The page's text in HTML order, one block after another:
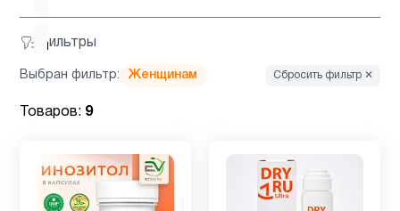
Фильтры
ногти и
волосы
Омега
(omega
3)
2
Выбран фильтр: Женщинам Сбросить фильтр ✕
Товаров: 9